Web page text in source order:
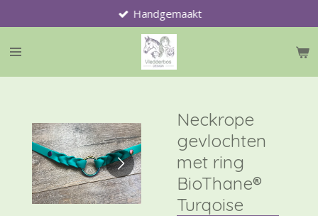
direct
naar
hoofdinhoud
Handgemaakt
Neckrope
gevlochten
met ring
BioThane®
Turqoise